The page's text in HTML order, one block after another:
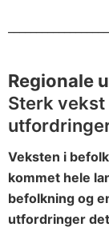
Regionale
Sterk vekst
Veksten i
kommet hele
befolkning og
utfordringer